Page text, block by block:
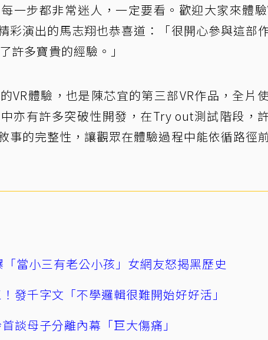
一步都非常迷人，一定要看。歡迎大家來體驗
彩演出的馬志翔也恭喜道：「很開心參與這部
許多寶貴的經驗。」
VR體驗，也是陳芯宜的第三部VR作品，全片
亦有許多突破性開發，在Try out測試階段，
事的完整性，讓觀眾在體驗過程中能依循路徑
當小三有老公小孩」女網友怒揭黑歷史
發千字文「不學邏輯很難開始好好活」
談母子分離內幕「巨大傷痛」